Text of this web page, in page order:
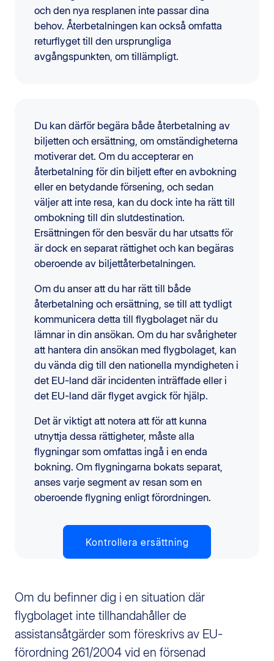
och den nya resplanen inte passar dina
behov. Återbetalningen kan också omfatta
returflyget till den ursprungliga
avgångspunkten, om tillämpligt.
Du kan därför begära både återbetalning av
biljetten och ersättning, om omständigheterna
motiverar det. Om du accepterar en
återbetalning för din biljett efter en avbokning
eller en betydande försening, och sedan
väljer att inte resa, kan du dock inte ha rätt till
ombokning till din slutdestination.
Ersättningen för den besvär du har utsatts för
är dock en separat rättighet och kan begäras
oberoende av biljettåterbetalningen.
Om du anser att du har rätt till både
återbetalning och ersättning, se till att tydligt
kommunicera detta till flygbolaget när du
lämnar in din ansökan. Om du har svårigheter
att hantera din ansökan med flygbolaget, kan
du vända dig till den nationella myndigheten i
det EU-land där incidenten inträffade eller i
det EU-land där flyget avgick för hjälp.
Det är viktigt att notera att för att kunna
utnyttja dessa rättigheter, måste alla
flygningar som omfattas ingå i en enda
bokning. Om flygningarna bokats separat,
anses varje segment av resan som en
oberoende flygning enligt förordningen.
Kontrollera ersättning
Om du befinner dig i en situation där
flygbolaget inte tillhandahåller de
assistansåtgärder som föreskrivs av EU-
förordning 261/2004 vid en försenad